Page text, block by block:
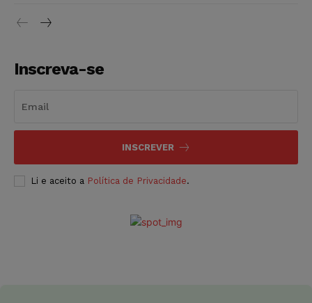
Inscreva-se
INSCREVER
Li e aceito a Política de Privacidade.